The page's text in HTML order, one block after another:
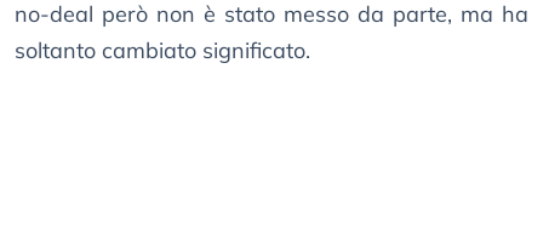
no-deal però non è stato messo da parte, ma ha
soltanto cambiato significato.